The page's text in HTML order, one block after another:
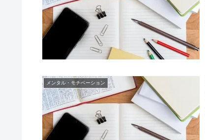
メンタル・モチベーション